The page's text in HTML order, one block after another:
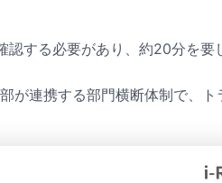
する必要があり、約20分を要
連携する部門横断体制で、